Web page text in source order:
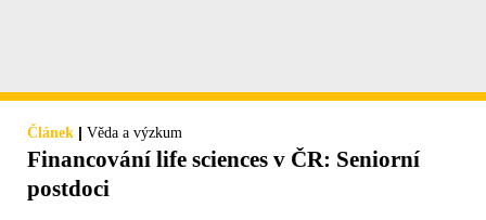
Článek | Věda a výzkum
Financování life sciences v ČR: Seniorní
postdoci